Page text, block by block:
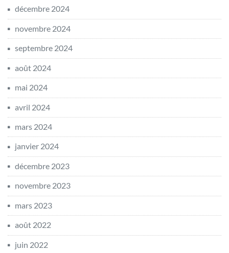
décembre 2024
novembre 2024
septembre 2024
août 2024
mai 2024
avril 2024
mars 2024
janvier 2024
décembre 2023
novembre 2023
mars 2023
août 2022
juin 2022